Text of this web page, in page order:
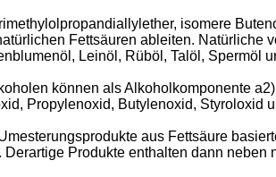
isomere
Fettsäuren ableiten.
Leinöl, Rüböl, Talöl, Spermöl
können als Alkoholkomponente
Propylenoxid, Butylenoxid, Styroloxid
aus Fettsäure
Produkte enthalten dann